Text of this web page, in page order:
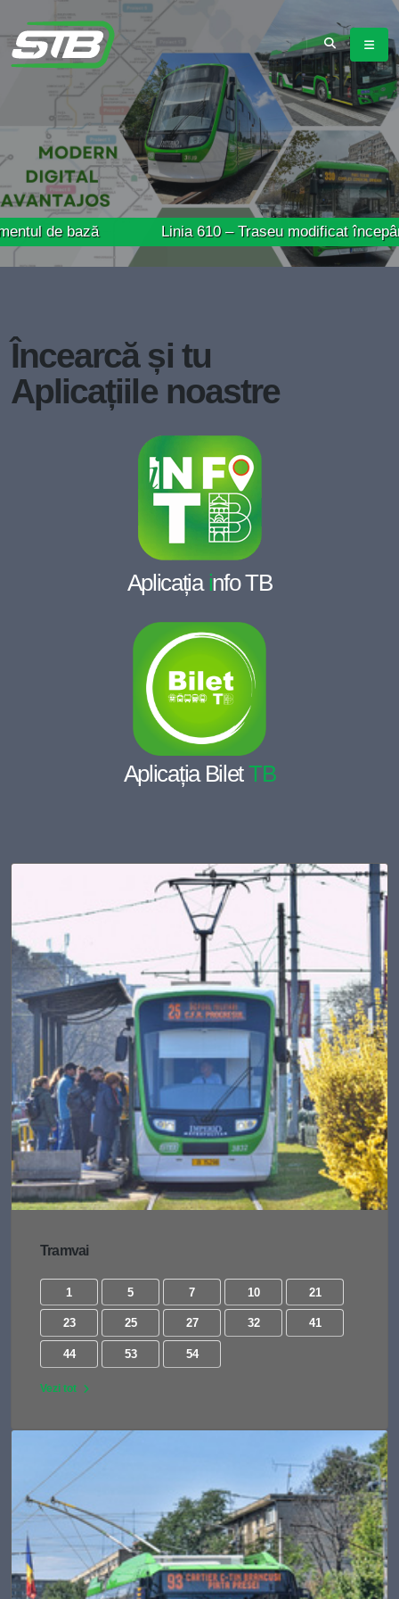
Linia 610 – Traseu modificat începând de
Încearcă și tu
Aplicațiile noastre
Aplicația info TB
Aplicația BiletTB
Tramvai
1 5 7 10 21
23 25 27 32 41
44 53 54
Vezi tot